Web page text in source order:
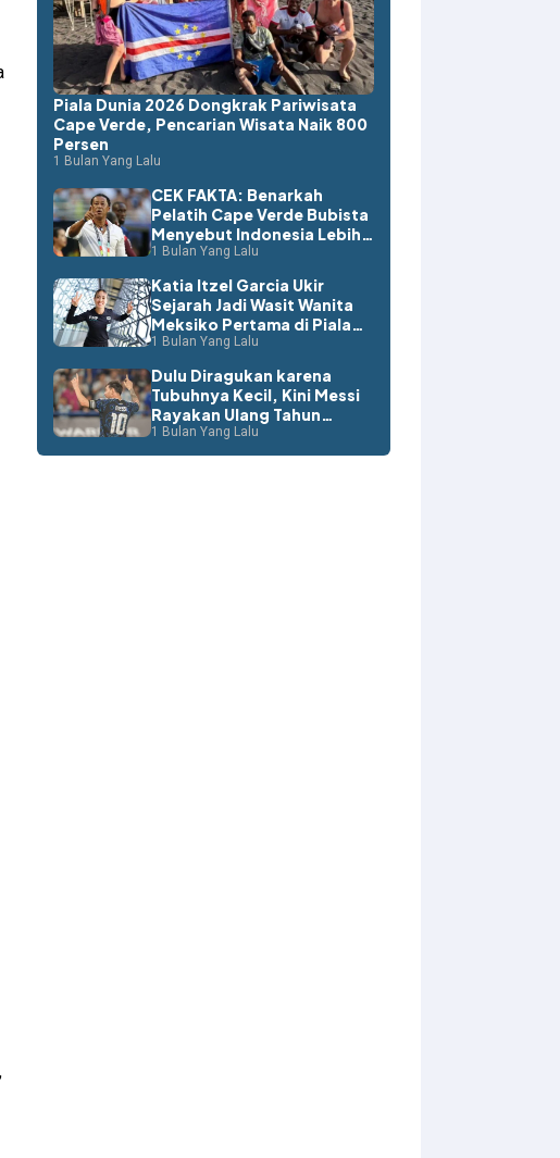
Piala Dunia 2026 Dongkrak Pariwisata
Cape Verde, Pencarian Wisata Naik 800
Persen
1 Bulan Yang Lalu
CEK FAKTA: Benarkah
Pelatih Cape Verde Bubista
Menyebut Indonesia Lebih
Layak ke Piala Dunia?
1 Bulan Yang Lalu
Katia Itzel Garcia Ukir
Sejarah Jadi Wasit Wanita
Meksiko Pertama di Piala
Dunia
1 Bulan Yang Lalu
Dulu Diragukan karena
Tubuhnya Kecil, Kini Messi
Rayakan Ulang Tahun
dengan Rekor Dunia
1 Bulan Yang Lalu